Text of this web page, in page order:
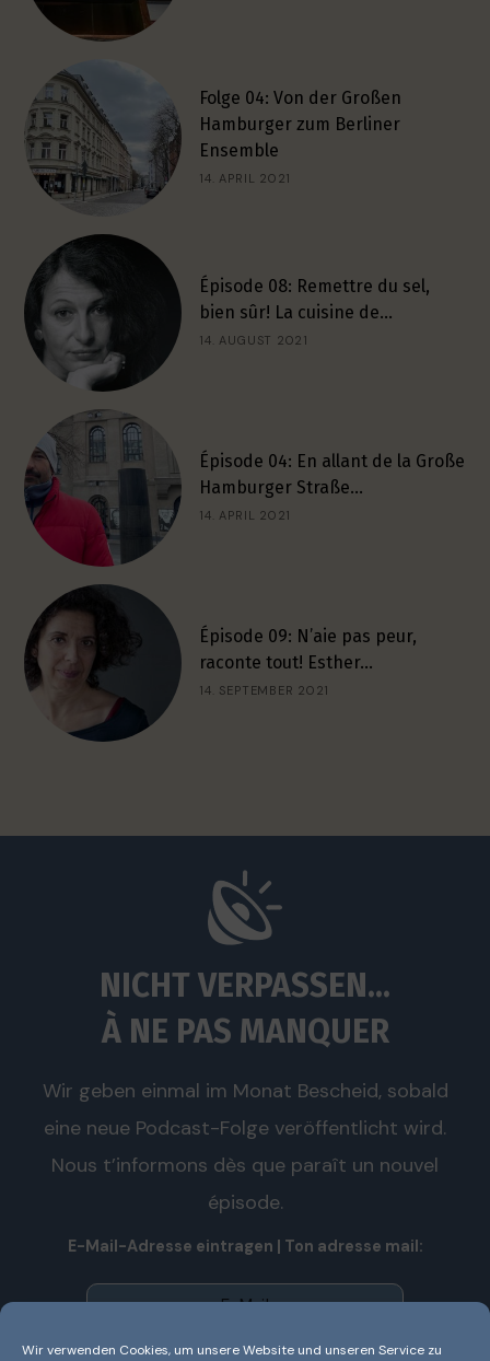
Wir verwenden Cookies, um unsere Website und unseren Service zu
Folge 04: Von der Großen
Hamburger zum Berliner
Ensemble
14. APRIL 2021
Épisode 08: Remettre du sel,
bien sûr! La cuisine de…
14. AUGUST 2021
Épisode 04: En allant de la Große
Hamburger Straße…
14. APRIL 2021
Épisode 09: N’aie pas peur,
raconte tout! Esther…
14. SEPTEMBER 2021
NICHT VERPASSEN...
À NE PAS MANQUER
Wir geben einmal im Monat Bescheid, sobald
eine neue Podcast-Folge veröffentlicht wird.
Nous t’informons dès que paraît un nouvel
épisode.
E-Mail-Adresse eintragen | Ton adresse mail: